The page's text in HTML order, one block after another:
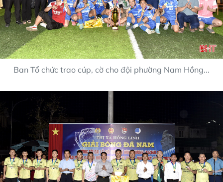
Ban Tổ chức trao cúp, cờ cho đội phường Nam Hồng...